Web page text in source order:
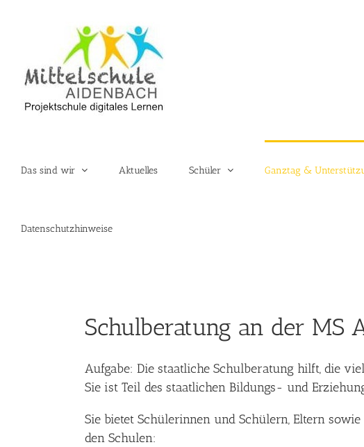
Das sind wir Aktuelles Schüler Ganztag &
Datenschutzhinweise
Schulberatung an der MS
Aufgabe: Die staatliche Schulberatung hilft, die
Sie ist Teil des staatlichen Bildungs- und
Sie bietet Schülerinnen und Schülern, Eltern
den Schulen: